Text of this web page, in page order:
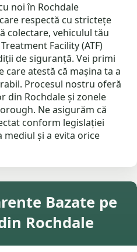
noi în Rochdale
respectă cu strictețe
colectare, vehiculul tău
Facility (ATF)
de siguranță. Vei primi
atestă că mașina ta a
Procesul nostru oferă
din Rochdale și zonele
Ne asigurăm că
conform legislației
și a evita orice
Bazate pe
Rochdale